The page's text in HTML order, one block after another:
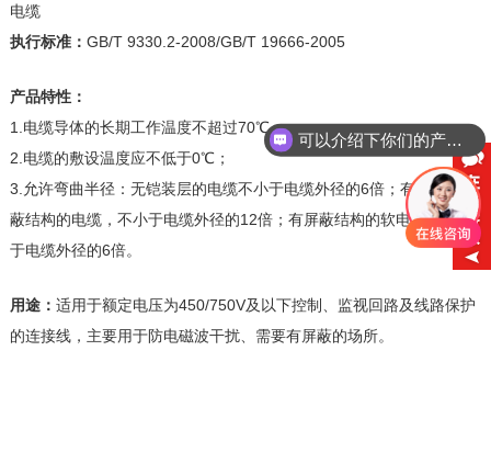
电缆
执行标准： GB/T 9330.2-2008/GB/T 19666-2005
产品特性：
1.电缆导体的长期工作温度不超过70℃；
2.电缆的敷设温度应不低于0℃；
3.允许弯曲半径：无铠装层的电缆不小于电缆外径的6倍；有铠装或屏
蔽结构的电缆，不小于电缆外径的12倍；有屏蔽结构的软电缆应不小
于电缆外径的6倍。
用途： 适用于额定电压为450/750V及以下控制、监视回路及线路保护
的连接线，主要用于防电磁波干扰、需要有屏蔽的场所。
可以介绍下你们的产品么